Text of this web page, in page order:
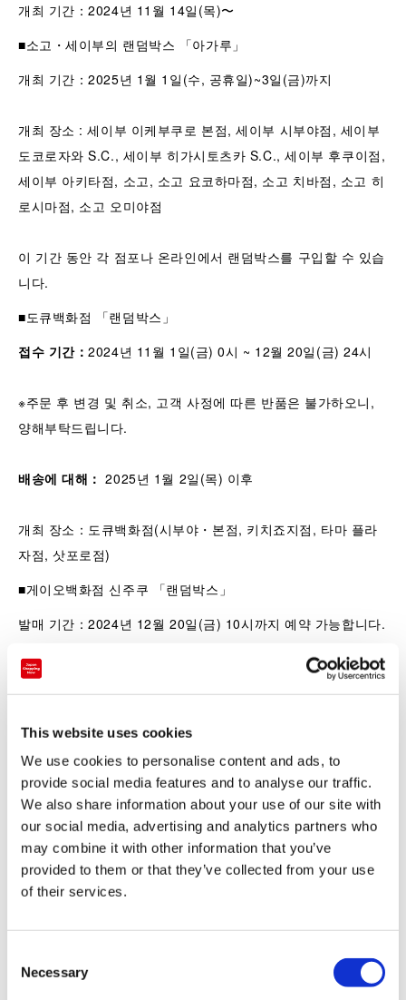
This website uses cookies
We use cookies to personalise content and ads, to
provide social media features and to analyse our traffic.
We also share information about your use of our site with
our social media, advertising and analytics partners who
may combine it with other information that you’ve
provided to them or that they’ve collected from your use
of their services.
Necessary
개최 기간：2024년 11월 14일(목)〜
■소고・세이부의 랜덤박스 「아가루」
개최 기간：2025년 1월 1일(수, 공휴일)~3일(금)까지
개최 장소 : 세이부 이케부쿠로 본점, 세이부 시부야점, 세이부
도코로자와 S.C., 세이부 히가시토츠카 S.C., 세이부 후쿠이점,
세이부 아키타점, 소고, 소고 요코하마점, 소고 치바점, 소고 히
로시마점, 소고 오미야점
이 기간 동안 각 점포나 온라인에서 랜덤박스를 구입할 수 있습
니다.
■도큐백화점 「랜덤박스」
접수 기간：2024년 11월 1일(금) 0시 ~ 12월 20일(금) 24시
※주문 후 변경 및 취소, 고객 사정에 따른 반품은 불가하오니,
양해부탁드립니다.
배송에 대해 ： 2025년 1월 2일(목) 이후
개최 장소：도큐백화점(시부야・본점, 키치죠지점, 타마 플라
자점, 삿포로점)
■게이오백화점 신주쿠 「랜덤박스」
발매 기간：2024년 12월 20일(금) 10시까지 예약 가능합니다.
■긴자 식스 「첫 판매」
개최 기간：2025년 1월 2일(목)~
개최 장소：긴자 식스
■PARCO 「첫 판매・랜덤박스」
개최 기간：2025년 1월 2일(목)〜
장소：삿포로 PARCO, 센다이 PARCO, 우라와 PARCO, 히바
리가오카 PARCO, 이케부쿠로 PARCO, PARCO_ya 우에노, 키
PARCO, 신사이바시 PARCO, 히로시마 PARCO, 후쿠오카